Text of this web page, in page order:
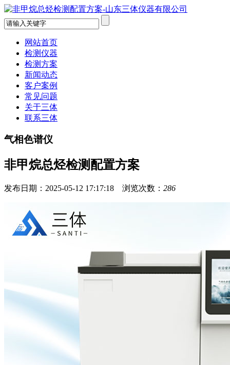
网站首页
检测仪器
检测方案
新闻动态
客户案例
常见问题
关于三体
联系三体
气相色谱仪
非甲烷总烃检测配置方案
发布日期：2025-05-12 17:17:18 浏览次数： 286